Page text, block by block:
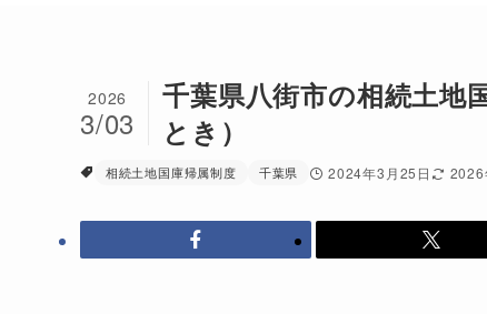
千葉県八街市の相続土地
とき）
2026
3/03
相続土地国庫帰属制度 千葉県 2024年3月25日 2026